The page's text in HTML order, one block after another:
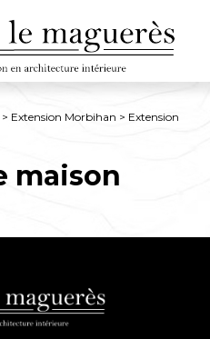
> Extension Morbihan > Extension
maison